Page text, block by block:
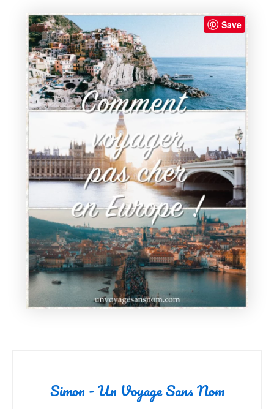
Save
Simon - Un Voyage Sans Nom